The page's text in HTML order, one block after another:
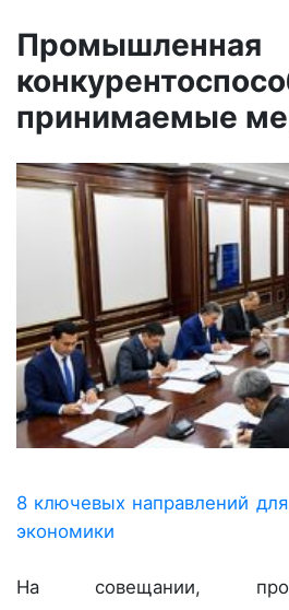
Промышленная
принимаемые
8 ключевых направлений
экономики
На совещании,